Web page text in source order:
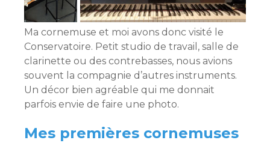
Ma cornemuse et moi avons donc visité le
Conservatoire. Petit studio de travail, salle de
clarinette ou des contrebasses, nous avions
souvent la compagnie d’autres instruments.
Un décor bien agréable qui me donnait
parfois envie de faire une photo.
Mes premières cornemuses